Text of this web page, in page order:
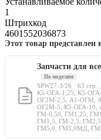
1
Штрихкод
4601552036873
Этот товар представлен
Запчасти для
По моделям
SPW27-3/26 · 63 стр.
К5-ОГА-1,25, К5-
ОГ2М-2,5, А1-ОГМ,
ОГ2М-5, К5-ОГА-10,
ГМ-0,50, ГМ1,25,
ГМ1,5, ГМ-2,5,
ГМ5,0, ГМ5,0МД,